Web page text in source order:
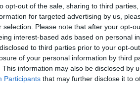
opt-out of the sale, sharing to third
for targeted advertising by us,
selection. Please note that after your opt-
interest-based ads based on personal
to third parties prior to your opt-
of your personal information by third
This information may also be disclosed by
Participants that may further disclose it to
alternativa es permanecer en el
Sin embargo, no hay
luego, no es el asiento que Guzmán
injusto”, afirma.
se llegó a plantear abandonar el club
acudió a hablar con la